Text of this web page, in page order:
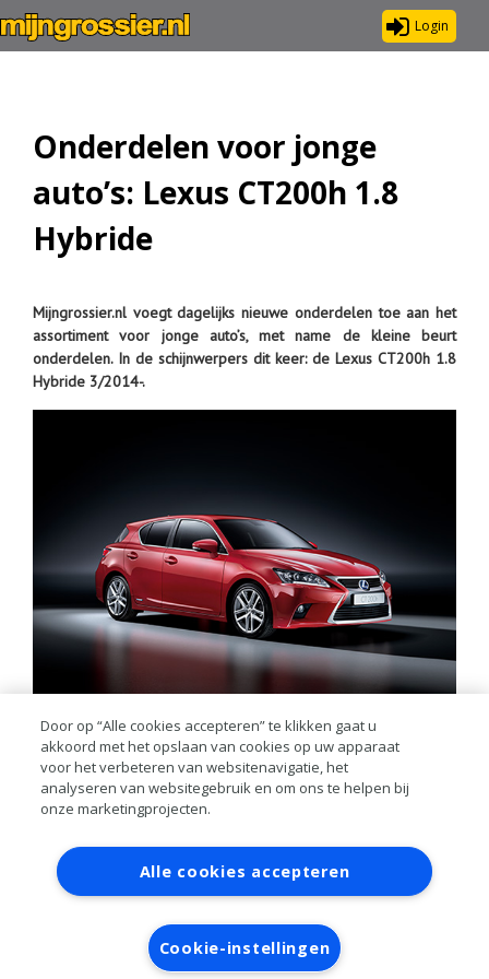
Login
Onderdelen voor jonge
auto’s: Lexus CT200h 1.8
Hybride
Mijngrossier.nl voegt dagelijks nieuwe onderdelen toe aan het
assortiment voor jonge auto’s, met name de kleine beurt
onderdelen. In de schijnwerpers dit keer: de Lexus CT200h 1.8
Hybride 3/2014-.
Voor deze auto heeft mijngrossier.nl de volgende onderdelen
beschikbaar:
Wisserbladen voorzijde, motorolie specificatie, motorolie 1 ltr,
oliefilter, luchtfilter, brandstoffilter, interieurfilter, interieurfilter
koolstof, remschijf voorzijde, remblokset voorzijde, remschijf
achterzijde 259mm, remschijf achterzijde 279mm, remblok
achterzijde, bougie, waterpomp elektrisch en multi-v.
Contact Account aanvragen
Inloggen
RAI bestanden
Privacy
Algemene
voorwaarden
Verwerkersovereenkomst
Door op “Alle cookies accepteren” te klikken gaat u
akkoord met het opslaan van cookies op uw apparaat
voor het verbeteren van websitenavigatie, het
analyseren van websitegebruik en om ons te helpen bij
onze marketingprojecten.
Alle cookies accepteren
Cookie-instellingen